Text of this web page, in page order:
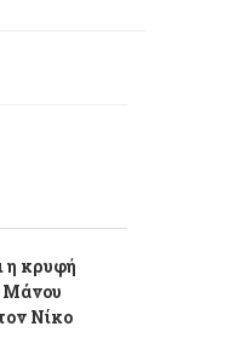
η κρυφή
Μάνου
Νίκο